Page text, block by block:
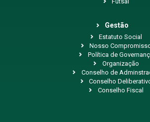
Gestão
Estatuto Social
Nosso
Política de
Organização
Conselho de
Conselho
Conselho Fiscal